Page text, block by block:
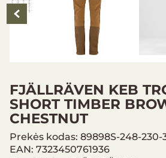
FJÄLLRÄVEN KEB
SHORT TIMBER
CHESTNUT
Prekės kodas: 89898S-248-230-
EAN: 7323450761936